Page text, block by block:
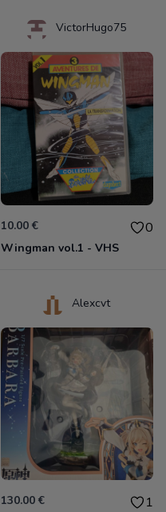
VictorHugo75
10.00 € 0
Wingman vol.1 - VHS
Alexcvt
130.00 € 1